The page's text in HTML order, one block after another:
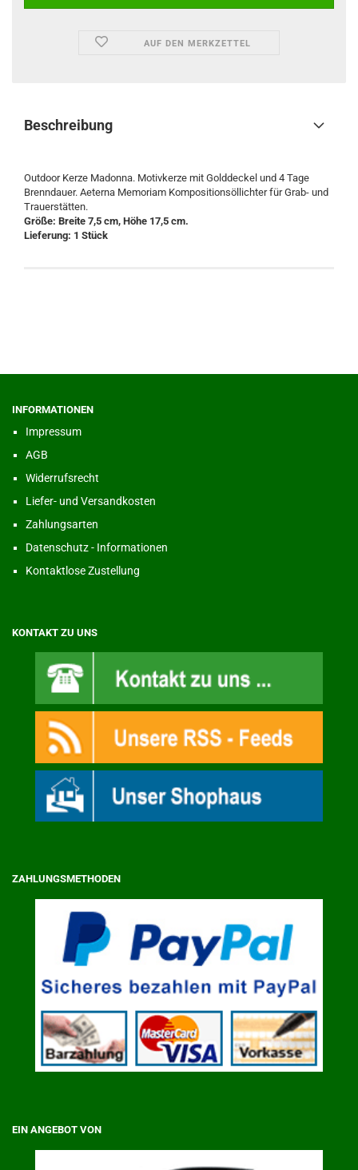
AUF DEN MERKZETTEL
Beschreibung
Outdoor Kerze Madonna. Motivkerze mit Golddeckel und 4 Tage
Brenndauer. Aeterna Memoriam Kompositionsöllichter für Grab- und
Trauerstätten.
Größe: Breite 7,5 cm, Höhe 17,5 cm.
Lieferung: 1 Stück
INFORMATIONEN
Impressum
AGB
Widerrufsrecht
Liefer- und Versandkosten
Zahlungsarten
Datenschutz - Informationen
Kontaktlose Zustellung
KONTAKT ZU UNS
ZAHLUNGSMETHODEN
EIN ANGEBOT VON